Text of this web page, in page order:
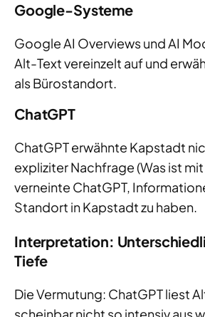
Google-Systeme
Google AI Overviews und AI
Alt-Text vereinzelt auf und
als Bürostandort.
ChatGPT
ChatGPT erwähnte Kapstadt
expliziter Nachfrage (Was ist
verneinte ChatGPT,
Standort in Kapstadt zu haben.
Interpretation:
Tiefe
Die Vermutung: ChatGPT liest